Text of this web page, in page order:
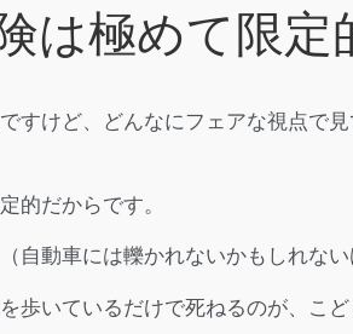
は極めて限定
すけど、どんなにフェアな視点で
的だからです。
動車には轢かれないかもしれない
歩いているだけで死ねるのが、こど